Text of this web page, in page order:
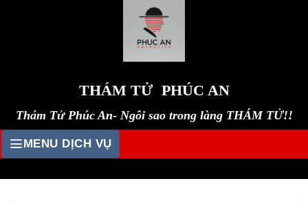
THÁM TỬ PHÚC AN
Thám Tử Phúc An- Ngôi sao trong làng THÁM TỬ!!
MENU DỊCH VỤ